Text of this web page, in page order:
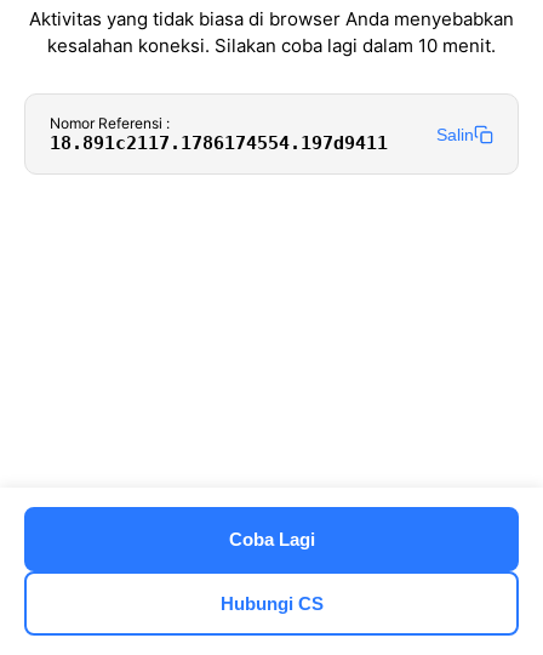
Aktivitas yang tidak biasa di browser Anda menyebabkan
kesalahan koneksi. Silakan coba lagi dalam 10 menit.
Nomor Referensi :
18.891c2117.1786174554.197d9411 Salin
Hubungi CS
Coba Lagi